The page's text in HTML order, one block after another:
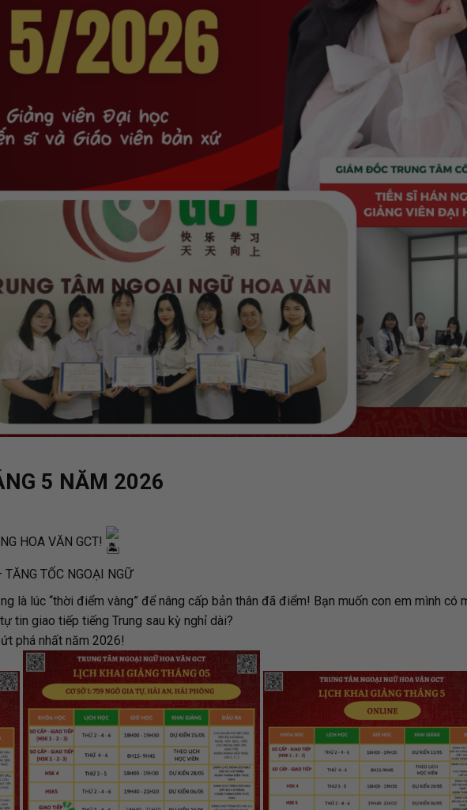
5 NĂM 2026
HOA VĂN GCT!
TỐC NGOẠI NGỮ
là lúc “thời điểm vàng” để nâng cấp bản thân đã điểm! Bạn muốn con em mình có
tin giao tiếp tiếng Trung sau kỳ nghỉ dài?
phá nhất năm 2026!